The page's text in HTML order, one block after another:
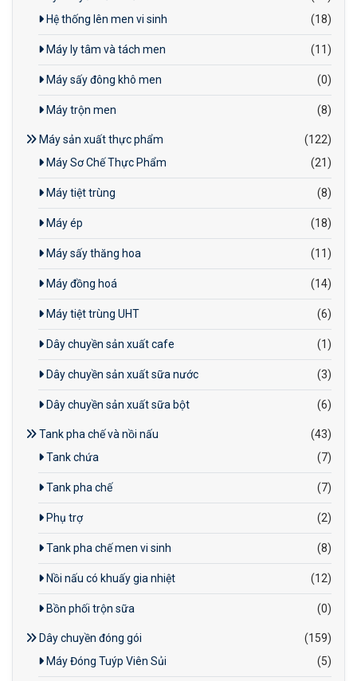
Hệ thống lên men vi sinh
(18)
Máy ly tâm và tách men (11)
Máy sấy đông khô men (0)
Máy trộn men (8)
Máy sản xuất thực phẩm
(122)
Máy Sơ Chế Thực Phẩm
(21)
Máy tiệt trùng (8)
Máy ép (18)
Máy sấy thăng hoa (11)
Máy đồng hoá (14)
Máy tiệt trùng UHT (6)
Dây chuyền sản xuất cafe (1)
Dây chuyền sản xuất sữa nước (3)
Dây chuyền sản xuất sữa bột (6)
Tank pha chế và nồi nấu
(43)
Tank chứa
(7)
Tank pha chế (7)
Phụ trợ (2)
Tank pha chế men vi sinh (8)
Nồi nấu có khuấy gia nhiệt (12)
Bồn phối trộn sữa (0)
Dây chuyền đóng gói
(159)
Máy Đóng Tuýp Viên Sủi
(5)